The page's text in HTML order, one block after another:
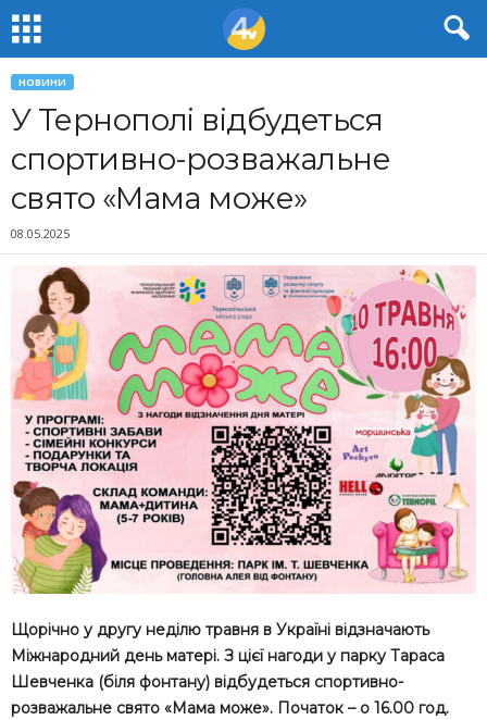
НОВИНИ
У Тернополі відбудеться
спортивно-розважальне
свято «Мама може»
08.05.2025
Щорічно у другу неділю травня в Україні відзначають
Міжнародний день матері. З цієї нагоди у парку Тараса
Шевченка (біля фонтану) відбудеться спортивно-
розважальне свято «Мама може». Початок – о 16.00 год.